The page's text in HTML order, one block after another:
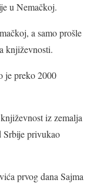
u Nemačkoj.
a samo prošle
književnosti.
je preko 2000
iz zemalja
Srbije privukao
prvog dana Sajma